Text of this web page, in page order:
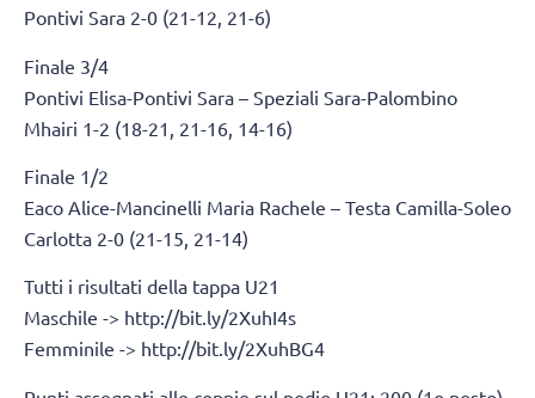
Pontivi Sara 2-0 (21-12, 21-6)
Finale 3/4
Pontivi Elisa-Pontivi Sara – Speziali Sara-Palombino
Mhairi 1-2 (18-21, 21-16, 14-16)
Finale 1/2
Eaco Alice-Mancinelli Maria Rachele – Testa Camilla-Soleo
Carlotta 2-0 (21-15, 21-14)
Tutti i risultati della tappa U21
Maschile -> http://bit.ly/2XuhI4s
Femminile -> http://bit.ly/2XuhBG4